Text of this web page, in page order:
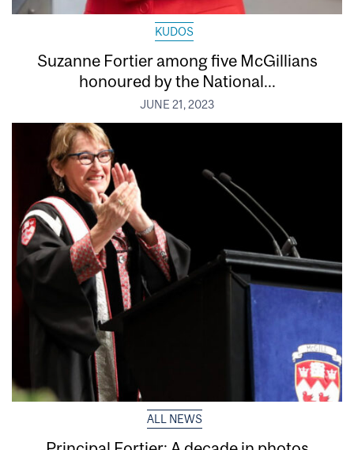
KUDOS
Suzanne Fortier among five McGillians
honoured by the National...
JUNE 21, 2023
ALL NEWS